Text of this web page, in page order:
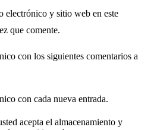
electrónico y sitio web en este
que comente.
con los siguientes comentarios a
con cada nueva entrada.
acepta el almacenamiento y